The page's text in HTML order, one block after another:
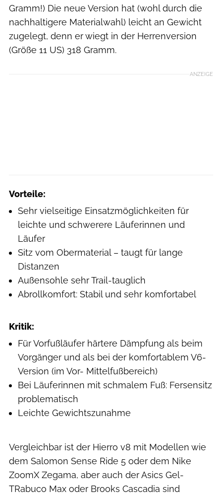
Gramm!) Die neue Version hat (wohl durch die
nachhaltigere Materialwahl) leicht an Gewicht
zugelegt, denn er wiegt in der Herrenversion
(Größe 11 US) 318 Gramm.
ANZEIGE
Vorteile:
Sehr vielseitige Einsatzmöglichkeiten für
leichte und schwerere Läuferinnen und
Läufer
Sitz vom Obermaterial – taugt für lange
Distanzen
Außensohle sehr Trail-tauglich
Abrollkomfort: Stabil und sehr komfortabel
Kritik:
Für Vorfußläufer härtere Dämpfung als beim
Vorgänger und als bei der komfortablem V6-
Version (im Vor- Mittelfußbereich)
Bei Läuferinnen mit schmalem Fuß: Fersensitz
problematisch
Leichte Gewichtszunahme
Vergleichbar ist der Hierro v8 mit Modellen wie
dem Salomon Sense Ride 5 oder dem Nike
ZoomX Zegama, aber auch der Asics Gel-
TRabuco Max oder Brooks Cascadia sind